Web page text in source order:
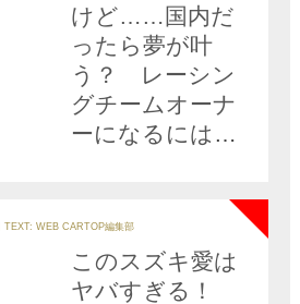
けど……国内だ
ったら夢が叶
う？ レーシン
グチームオーナ
ーになるには幾
役チームに聞い
てみた
TEXT: WEB CARTOP編集部
このスズキ愛は
ヤバすぎる！